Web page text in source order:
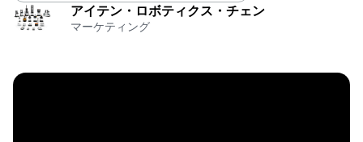
アイテン・ロボティクス・チェン
マーケティング